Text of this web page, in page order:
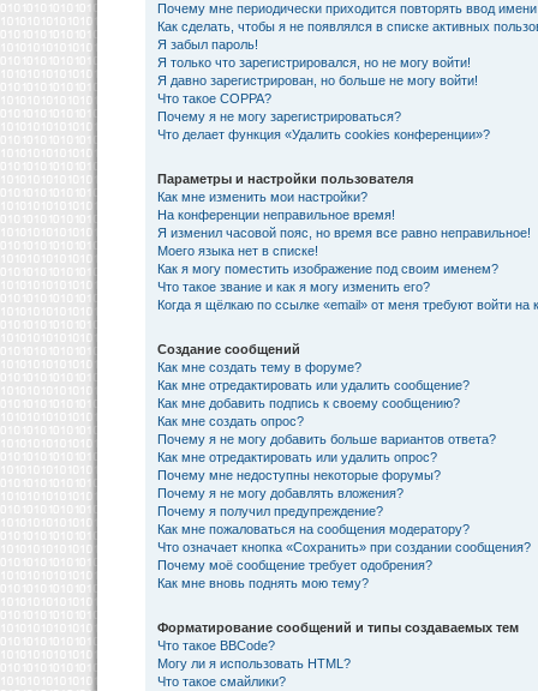
Почему мне периодически приходится повторять ввод
Как сделать, чтобы я не появлялся в списке активных
Я забыл пароль!
Я только что зарегистрировался, но не могу войти!
Я давно зарегистрирован, но больше не могу войти!
Что такое COPPA?
Почему я не могу зарегистрироваться?
Что делает функция «Удалить cookies конференции»?
Параметры и настройки пользователя
Как мне изменить мои настройки?
На конференции неправильное время!
Я изменил часовой пояс, но время все равно неправильное!
Моего языка нет в списке!
Как я могу поместить изображение под своим именем?
Что такое звание и как я могу изменить его?
Когда я щёлкаю по ссылке «email» от меня требуют войти на
Создание сообщений
Как мне создать тему в форуме?
Как мне отредактировать или удалить сообщение?
Как мне добавить подпись к своему сообщению?
Как мне создать опрос?
Почему я не могу добавить больше вариантов ответа?
Как мне отредактировать или удалить опрос?
Почему мне недоступны некоторые форумы?
Почему я не могу добавлять вложения?
Почему я получил предупреждение?
Как мне пожаловаться на сообщения модератору?
Что означает кнопка «Сохранить» при создании сообщения?
Почему моё сообщение требует одобрения?
Как мне вновь поднять мою тему?
Форматирование сообщений и типы создаваемых тем
Что такое BBCode?
Могу ли я использовать HTML?
Что такое смайлики?